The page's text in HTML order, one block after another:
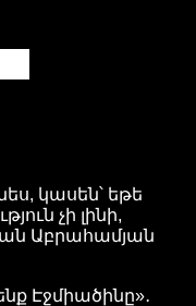
կասեն՝ եթե
չի լինի,
Աբրահամյան
Էջմիածինը»․